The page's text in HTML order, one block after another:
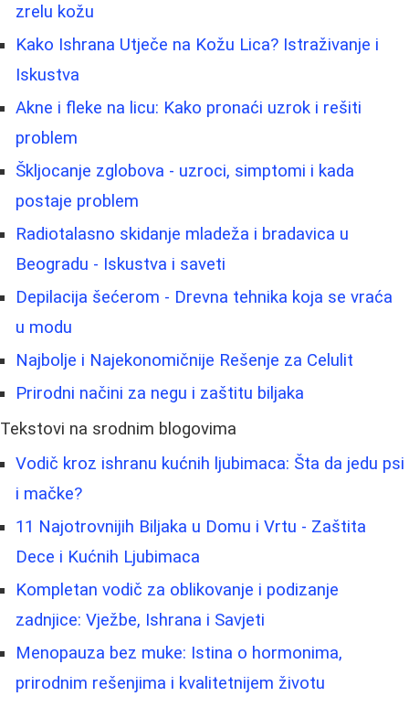
zrelu kožu
Kako Ishrana Utječe na Kožu Lica? Istraživanje i
Iskustva
Akne i fleke na licu: Kako pronaći uzrok i rešiti
problem
Škljocanje zglobova - uzroci, simptomi i kada
postaje problem
Radiotalasno skidanje mladeža i bradavica u
Beogradu - Iskustva i saveti
Depilacija šećerom - Drevna tehnika koja se vraća
u modu
Najbolje i Najekonomičnije Rešenje za Celulit
Prirodni načini za negu i zaštitu biljaka
Tekstovi na srodnim blogovima
Vodič kroz ishranu kućnih ljubimaca: Šta da jedu psi
i mačke?
11 Najotrovnijih Biljaka u Domu i Vrtu - Zaštita
Dece i Kućnih Ljubimaca
Kompletan vodič za oblikovanje i podizanje
zadnjice: Vježbe, Ishrana i Savjeti
Menopauza bez muke: Istina o hormonima,
prirodnim rešenjima i kvalitetnijem životu